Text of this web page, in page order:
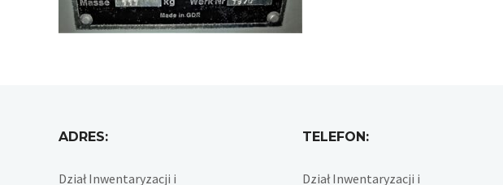
ADRES:
Dział Inwentaryzacji i
TELEFON:
Dział Inwentaryzacji i